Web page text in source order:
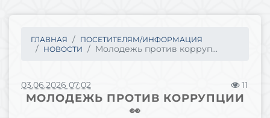
ГЛАВНАЯ
ПОСЕТИТЕЛЯМ/ИНФОРМАЦИЯ
НОВОСТИ
Молодежь против корруп...
03.06.2026 07:02 11
МОЛОДЕЖЬ ПРОТИВ КОРРУПЦИИ
👀